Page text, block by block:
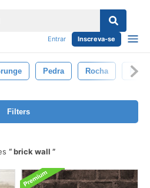
Entrar Inscreva-se
Pedra Rocha
Filters
brick wall